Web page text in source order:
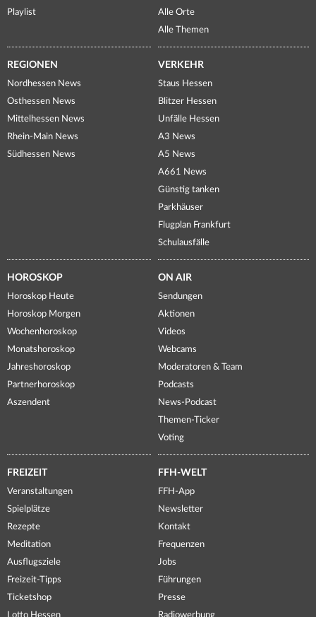
Playlist
Alle Orte
Alle Themen
REGIONEN
Nordhessen News
Osthessen News
Mittelhessen News
Rhein-Main News
Südhessen News
VERKEHR
Staus Hessen
Blitzer Hessen
Unfälle Hessen
A3 News
A5 News
A661 News
Günstig tanken
Parkhäuser
Flugplan Frankfurt
Schulausfälle
HOROSKOP
Horoskop Heute
Horoskop Morgen
Wochenhoroskop
Monatshoroskop
Jahreshoroskop
Partnerhoroskop
Aszendent
ON AIR
Sendungen
Aktionen
Videos
Webcams
Moderatoren & Team
Podcasts
News-Podcast
Themen-Ticker
Voting
FREIZEIT
Veranstaltungen
Spielplätze
Rezepte
Meditation
Ausflugsziele
Freizeit-Tipps
Ticketshop
Lotto Hessen
FFH-WELT
FFH-App
Newsletter
Kontakt
Frequenzen
Jobs
Führungen
Presse
Radiowerbung